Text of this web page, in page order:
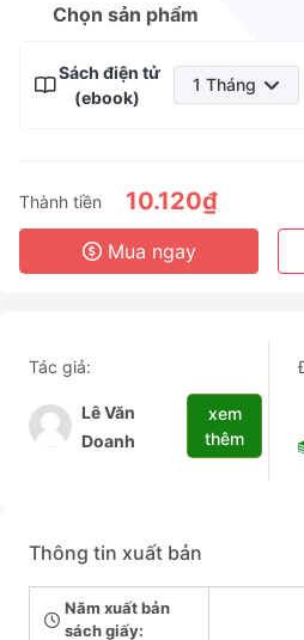
Chọn sản phẩm
Sách điện tử
(ebook)
1 Tháng
6 Tháng
3 Năm
Thành tiền 10.120₫
Mua ngay
Tác giả:
Lê Văn
Doanh
xem
thêm
Thông tin xuất bản
Năm xuất bản
sách giấy: